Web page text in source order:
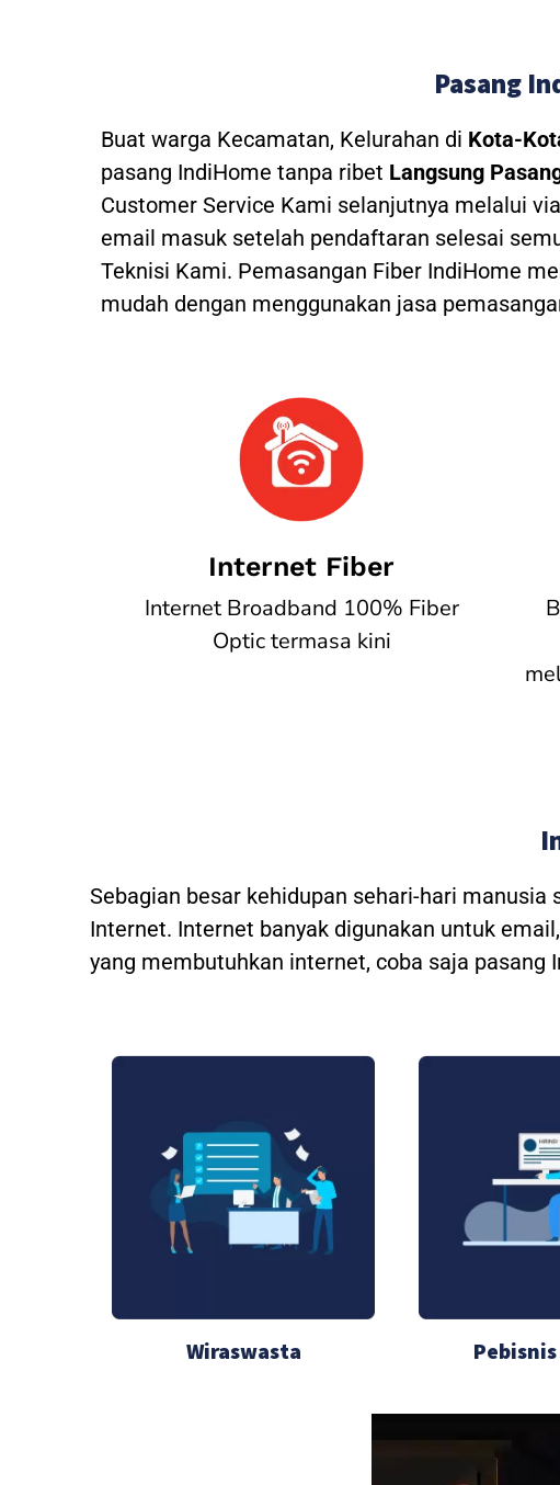
Pasang
Buat warga Kecamatan, Kelurahan di Kota-
pasang IndiHome tanpa ribet Langsung
Customer Service Kami selanjutnya melalui
email masuk setelah pendaftaran selesai
Teknisi Kami. Pemasangan Fiber IndiHome
mudah dengan menggunakan jasa
Internet Fiber
Internet Broadband 100% Fiber
Optic termasa kini
Sebagian besar kehidupan sehari-hari
Internet. Internet banyak digunakan untuk
yang membutuhkan internet, coba saja pasang
Wiraswasta